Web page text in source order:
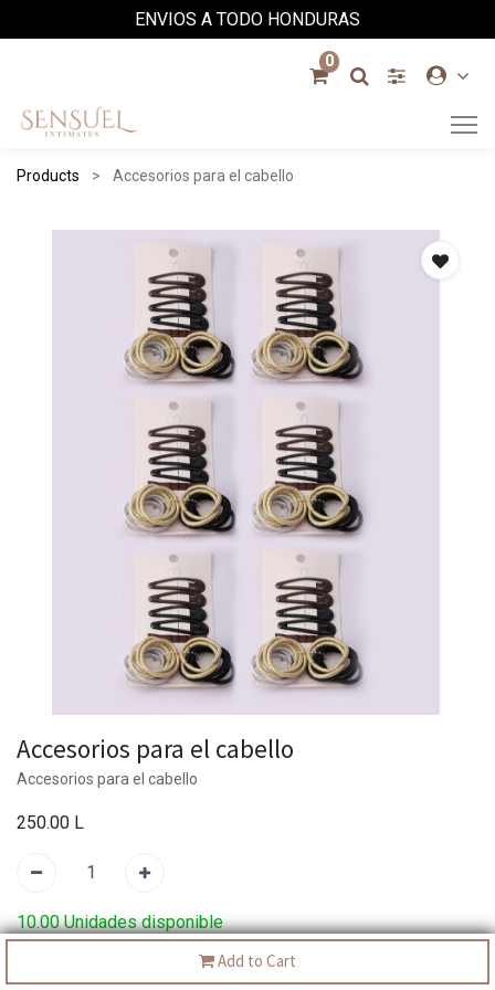
ENVIOS A TODO HONDURAS
0
Products Accesorios para el cabello
Add to Cart
Accesorios para el cabello
Accesorios para el cabello
250.00 L
10.00 Unidades disponible